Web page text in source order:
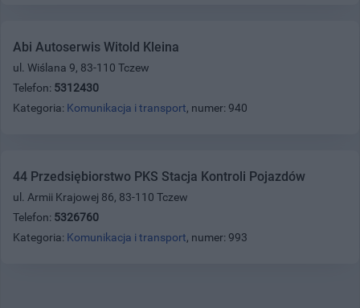
Abi Autoserwis Witold Kleina
ul. Wiślana 9, 83-110 Tczew
Telefon: 5312430
Kategoria: Komunikacja i transport, numer: 940
44 Przedsiębiorstwo PKS Stacja Kontroli Pojazdów
ul. Armii Krajowej 86, 83-110 Tczew
Telefon: 5326760
Kategoria: Komunikacja i transport, numer: 993